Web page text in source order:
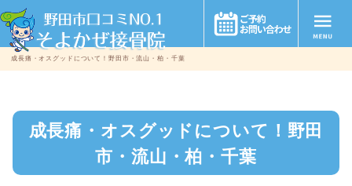
成長痛・オスグッドについて！野田市・流山・柏・千葉
成長痛・オスグッドについて！野田
市・流山・柏・千葉